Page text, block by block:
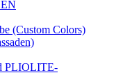
(Custom Colors)
PLIOLITE-